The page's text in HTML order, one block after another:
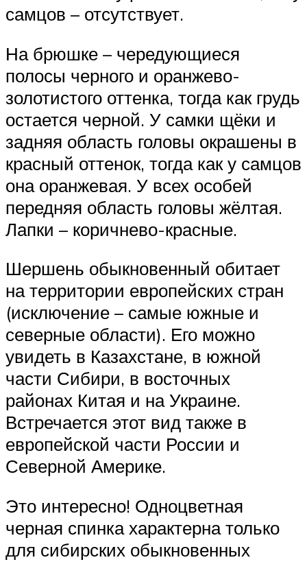
самцов – отсутствует.
На брюшке – чередующиеся
полосы черного и оранжево-
золотистого оттенка, тогда как грудь
остается черной. У самки щёки и
задняя область головы окрашены в
красный оттенок, тогда как у самцов
она оранжевая. У всех особей
передняя область головы жёлтая.
Лапки – коричнево-красные.
Шершень обыкновенный обитает
на территории европейских стран
(исключение – самые южные и
северные области). Его можно
увидеть в Казахстане, в южной
части Сибири, в восточных
районах Китая и на Украине.
Встречается этот вид также в
европейской части России и
Северной Америке.
Это интересно! Одноцветная
черная спинка характерна только
для сибирских обыкновенных